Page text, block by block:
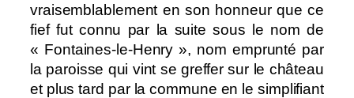
vraisemblablement en son honneur que ce
fief fut connu par la suite sous le nom de
« Fontaines-le-Henry », nom emprunté par
la paroisse qui vint se greffer sur le château
et plus tard par la commune en le simplifiant